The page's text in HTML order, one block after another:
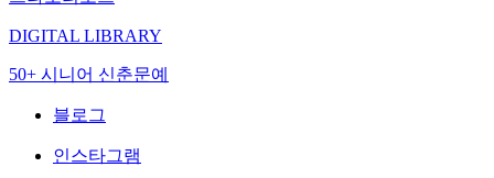
DIGITAL LIBRARY
50+ 시니어 신춘문예
블로그
인스타그램